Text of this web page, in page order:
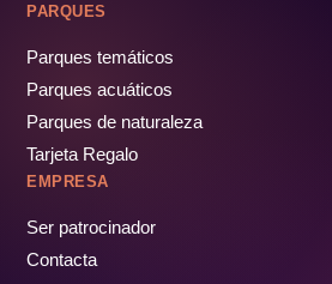
PARQUES
Parques temáticos
Parques acuáticos
Parques de naturaleza
Tarjeta Regalo
EMPRESA
Ser patrocinador
Contacta